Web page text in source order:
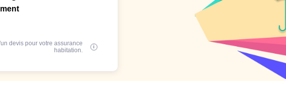
devis pour votre assurance
habitation.